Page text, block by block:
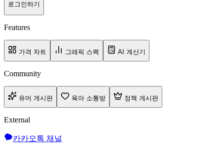
로그인하기
Features
가격 차트 그래픽 스펙 AI 계산기
Community
유머 게시판 육아 소통방 정책 게시판
External
카카오톡 채널